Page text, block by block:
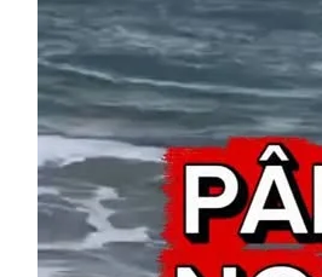
Em Cultura Ilhabela
Litoral
Turismo
31º Festival do Camarão
movimenta Ilhabela